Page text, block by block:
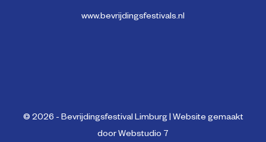
www.bevrijdingsfestivals.nl
© 2026 - Bevrijdingsfestival Limburg | Website gemaakt
doorWebstudio 7